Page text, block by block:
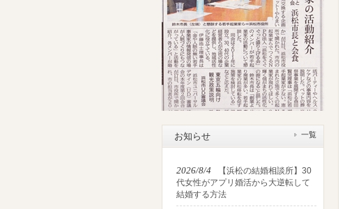
お知らせ 一覧
2026/8/4
【浜松の結婚相談所】30
代女性がアプリ婚活から大逆転して
結婚する方法